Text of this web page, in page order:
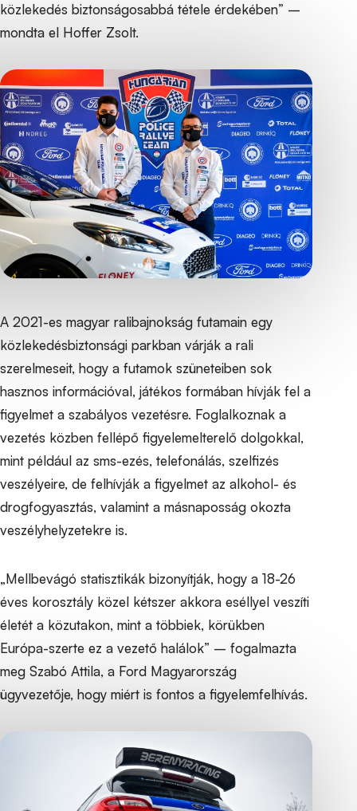
közlekedés biztonságosabbá tétele érdekében” –
mondta el Hoffer Zsolt.
A 2021-es magyar ralibajnokság futamain egy
közlekedésbiztonsági parkban várják a rali
szerelmeseit, hogy a futamok szüneteiben sok
hasznos információval, játékos formában hívják fel a
figyelmet a szabályos vezetésre. Foglalkoznak a
vezetés közben fellépő figyelemelterelő dolgokkal,
mint például az sms-ezés, telefonálás, szelfizés
veszélyeire, de felhívják a figyelmet az alkohol- és
drogfogyasztás, valamint a másnaposság okozta
veszélyhelyzetekre is.
„Mellbevágó statisztikák bizonyítják, hogy a 18-26
éves korosztály közel kétszer akkora eséllyel veszíti
életét a közutakon, mint a többiek, körükben
Európa-szerte ez a vezető halálok” – fogalmazta
meg Szabó Attila, a Ford Magyarország
ügyvezetője, hogy miért is fontos a figyelemfelhívás.